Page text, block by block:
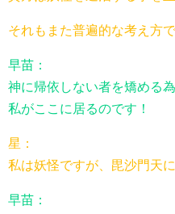
それもまた普遍的な考え方
早苗：
神に帰依しない者を矯める
私がここに居るのです！
星：
私は妖怪ですが、毘沙門天
早苗：